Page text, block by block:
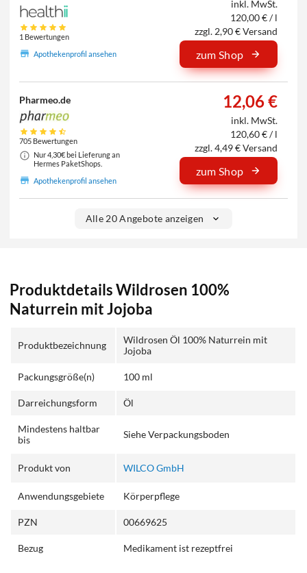
1 Bewertungen
Apothekenprofil ansehen
inkl. MwSt.
120,00 € / l
zzgl. 2,90 € Versand
zum Shop
Pharmeo.de
705 Bewertungen
Nur 4,30€ bei Lieferung an
Hermes PaketShops.
Apothekenprofil ansehen
12,06 €
inkl. MwSt.
120,60 € / l
zzgl. 4,49 € Versand
zum Shop
Alle 20 Angebote anzeigen
Produktdetails Wildrosen 100%
Naturrein mit Jojoba
Produktbezeichnung
Wildrosen Öl 100% Naturrein mit
Jojoba
Packungsgröße(n) 100 ml
Darreichungsform Öl
Mindestens haltbar
bis
Siehe Verpackungsboden
Produkt von WILCO GmbH
Anwendungsgebiete Körperpflege
PZN 00669625
Bezug Medikament ist rezeptfrei